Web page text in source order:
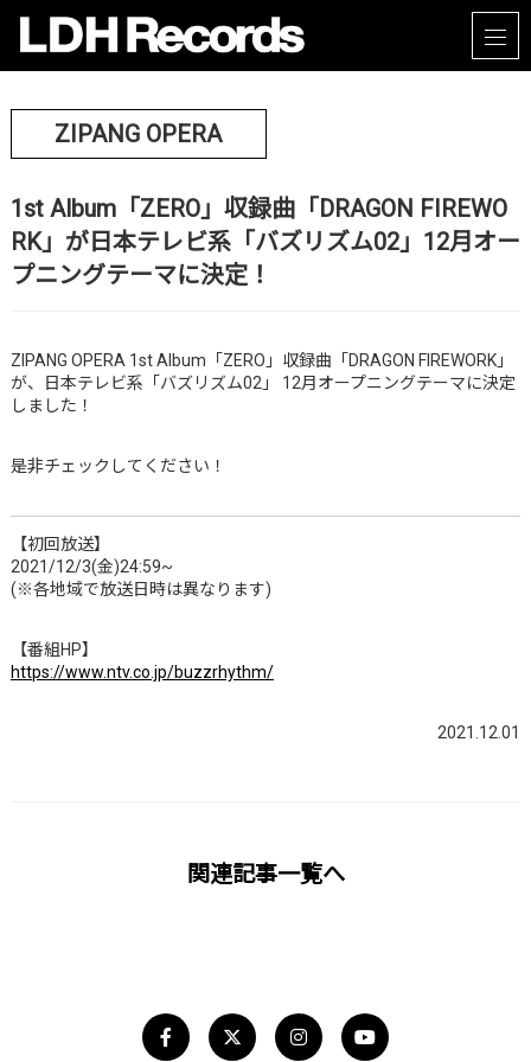
ZIPANG OPERA
1st Album「ZERO」収録曲「DRAGON FIREWO
RK」が日本テレビ系「バズリズム02」12月オー
プニングテーマに決定！
ZIPANG OPERA 1st Album「ZERO」収録曲「DRAGON FIREWORK」
が、
日本テレビ系「 バズリズム02 」
12月オープニングテーマに決定
しました！
是非チェックしてください！
【初回放送】
2021/12/3(金)24:59~
(※各地域で放送日時は異なります)
【番組HP】
https://www.ntv.co.jp/buzzrhythm/
2021.12.01
関連記事一覧へ